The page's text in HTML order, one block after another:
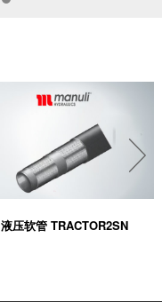
液压软管 TRACTOR2SN
